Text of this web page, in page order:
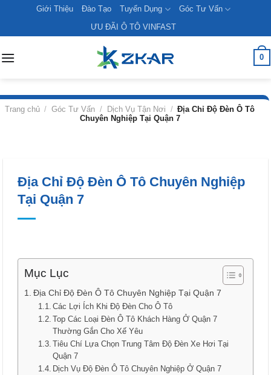
content
Giới Thiệu Đào Tạo Tuyển Dụng
Góc Tư Vấn
ƯU ĐÃI Ô TÔ VINFAST
0
Trang chủ / Góc Tư Vấn / Dịch Vụ Tận Nơi / Địa Chỉ Độ Đèn Ô Tô
Chuyên Nghiệp Tại Quận 7
Địa Chỉ Độ Đèn Ô Tô Chuyên Nghiệp
Tại Quận 7
Mục Lục
Địa Chỉ Độ Đèn Ô Tô Chuyên Nghiệp Tại Quận 7
Các Lợi Ích Khi Độ Đèn Cho Ô Tô
Top Các Loại Đèn Ô Tô Khách Hàng Ở Quận 7
Thường Gắn Cho Xế Yêu
Tiêu Chí Lựa Chọn Trung Tâm Độ Đèn Xe Hơi Tại
Quận 7
Dịch Vụ Độ Đèn Ô Tô Chuyên Nghiệp Ở Quận 7